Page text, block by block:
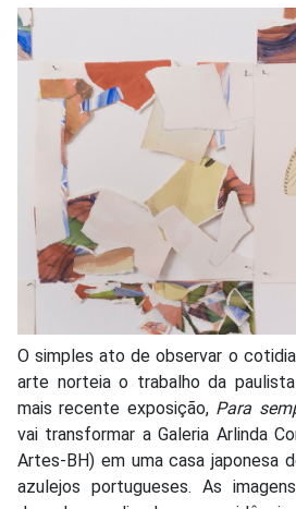
O simples ato de observar o
arte norteia o trabalho da
mais recente exposição, Para
vai transformar a Galeria Arlinda
Artes-BH) em uma casa japonesa
azulejos portugueses. As